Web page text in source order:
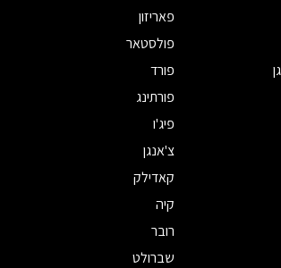
פאריזון
פולסטאר
פורד
פורתינג
פיג'ו
צ'אנגן
קאדילק
קיה
רובר
שברולט